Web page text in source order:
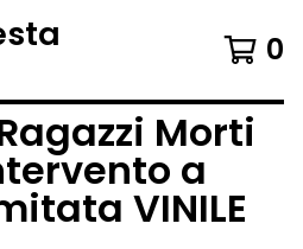
0
Morti
a
VINILE